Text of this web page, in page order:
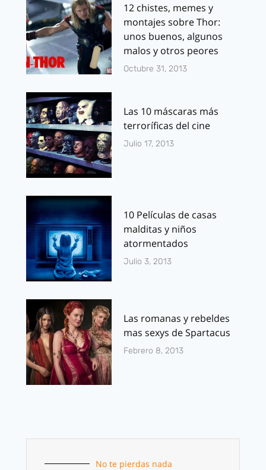
12 chistes, memes y
montajes sobre Thor:
unos buenos, algunos
malos y otros peores
Octubre 31, 2013
Las 10 máscaras más
terroríficas del cine
Julio 17, 2013
10 Películas de casas
malditas y niños
atormentados
Julio 3, 2013
Las romanas y rebeldes
mas sexys de Spartacus
Febrero 8, 2013
No te pierdas nada